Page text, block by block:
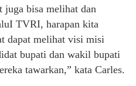
juga bisa melihat dan
TVRI, harapan kita
dapat melihat visi misi
bupati dan wakil bupati
tawarkan,” kata Carles.